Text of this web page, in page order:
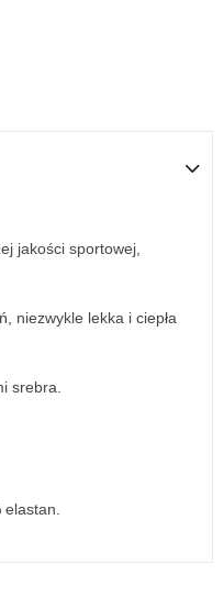
jakości sportowej,
niezwykle lekka i ciepła
srebra.